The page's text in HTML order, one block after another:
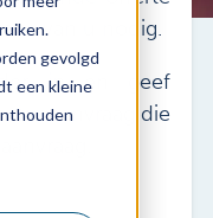
gevolgd
een kleine
van u nodig.
in en geef
aanvraag die